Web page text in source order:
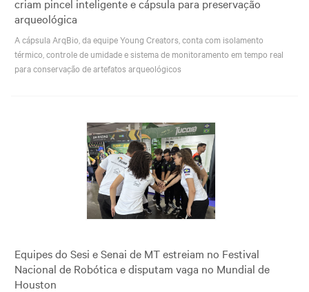
criam pincel inteligente e cápsula para preservação
arqueológica
A cápsula ArqBio, da equipe Young Creators, conta com isolamento
térmico, controle de umidade e sistema de monitoramento em tempo real
para conservação de artefatos arqueológicos
Equipes do Sesi e Senai de MT estreiam no Festival
Nacional de Robótica e disputam vaga no Mundial de
Houston